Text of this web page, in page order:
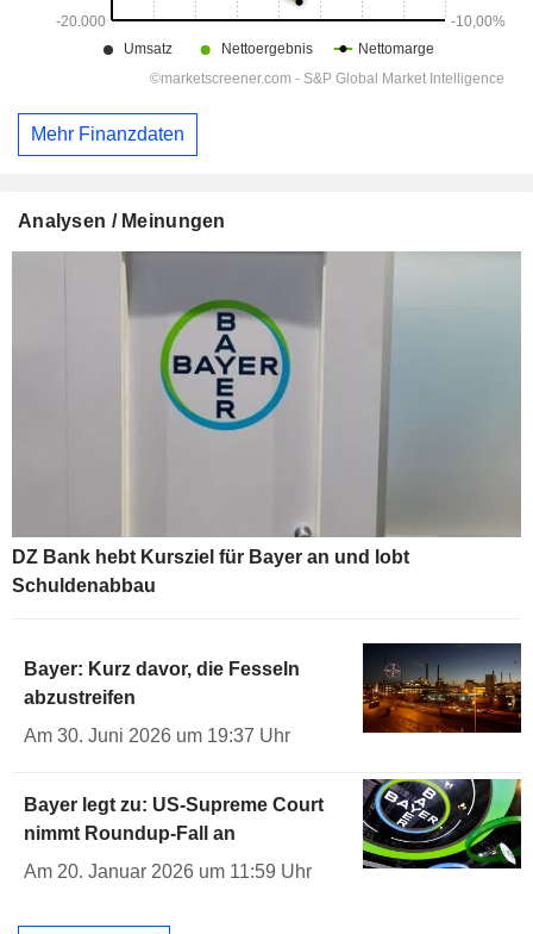
Mehr Finanzdaten
Analysen / Meinungen
DZ Bank hebt Kursziel für Bayer an und lobt
Schuldenabbau
Bayer: Kurz davor, die Fesseln
abzustreifen
Am 30. Juni 2026 um 19:37 Uhr
Bayer legt zu: US-Supreme Court
nimmt Roundup-Fall an
Am 20. Januar 2026 um 11:59 Uhr